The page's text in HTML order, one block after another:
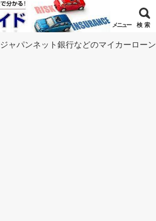
メニュー 検 索
ジャパンネット銀行などのマイカーロー